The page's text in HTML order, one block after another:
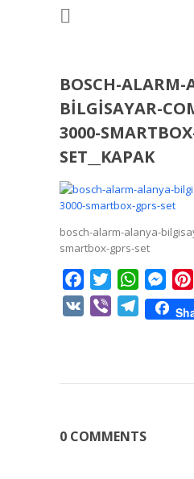
BOSCH-ALARM-
BILGISAYAR-
3000-
SET__KAPAK
bosch-alarm-alanya-
smartbox-gprs-set
FacebookTwitterWhatsApp
VK
Viber Telegram
0 COMMENTS